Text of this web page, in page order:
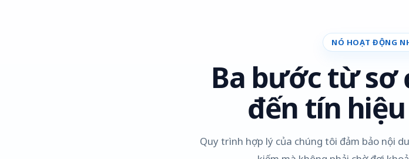
NÓ HOẠT ĐỘNG
Ba bước từ sơ
đến tín hiệu
Quy trình hợp lý của chúng tôi đảm bảo nội